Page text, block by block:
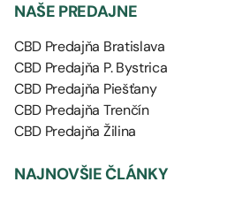
NAŠE PREDAJNE
CBD Predajňa Bratislava
CBD Predajňa P. Bystrica
CBD Predajňa Piešťany
CBD Predajňa Trenčín
CBD Predajňa Žilina
NAJNOVŠIE ČLÁNKY